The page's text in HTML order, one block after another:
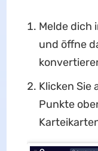
Melde dich
und öffne
Klicken Sie
Punkte